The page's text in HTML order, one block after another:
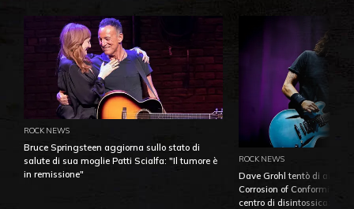
ROCK NEWS
Bruce Springsteen aggiorna sullo stato di
salute di sua moglie Patti Scialfa: "Il tumore è
in remissione"
ROCK NEWS
Dave Grohl tentò di
Corrosion of Conformity
centro di